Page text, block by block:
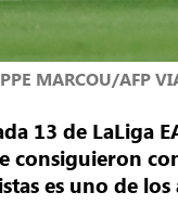
MARCOU/AFP
13 de LaLiga
es uno de